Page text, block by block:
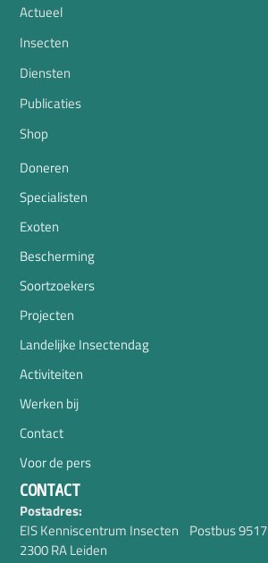
Actueel
Insecten
Diensten
Publicaties
Shop
Doneren
Specialisten
Exoten
Bescherming
Soortzoekers
Projecten
Landelijke Insectendag
Activiteiten
Werken bij
Contact
Voor de pers
CONTACT
Postadres:
EIS Kenniscentrum Insecten Postbus 9517
2300 RA Leiden